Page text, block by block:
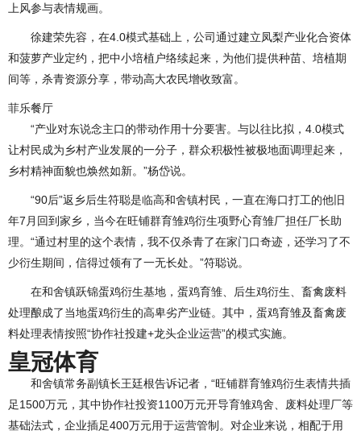
上风参与表情规画。
徐建荣先容，在4.0模式基础上，公司通过建立凤梨产业化合资体
和菠萝产业定约，把中小培植户络续起来，为他们提供种苗、培植期
间等，杀青资源分享，带动高大农民增收致富。
菲乐餐厅
“产业对东说念主口的带动作用十分要害。与以往比拟，4.0模式
让村民成为乡村产业发展的一分子，群众积极性被极地面调理起来，
乡村精神面貌也焕然如新。”杨岱说。
“90后”返乡后生符聪是临高和舍镇村民，一直在海口打工的他旧
年7月回到家乡，当今在旺铺群育雏鸡衍生项野心育雏厂担任厂长助
理。“通过村里的这个表情，我不仅杀青了在家门口奇迹，还学习了不
少衍生期间，信得过领有了一无长处。”符聪说。
在和舍镇跃锦蛋鸡衍生基地，蛋鸡育雏、后生鸡衍生、畜禽废料
处理酿成了当地蛋鸡衍生的高卑劣产业链。其中，蛋鸡育雏及畜禽废
料处理表情按照“协作社投建+龙头企业运营”的模式实施。
皇冠体育
和舍镇常务副镇长王廷根告诉记者，“旺铺群育雏鸡衍生表情共插
足1500万元，其中协作社投资1100万元开导育雏鸡舍、废料处理厂等
基础法式，企业插足400万元用于运营管制。对企业来说，相配于用